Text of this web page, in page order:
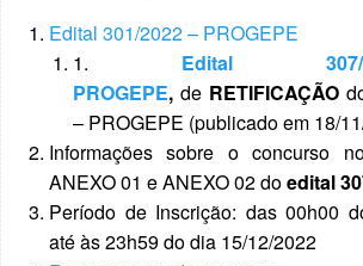
Edital 301/2022 – PROGEPE
1. Edital
PROGEPE, de RETIFICAÇÃO
– PROGEPE (publicado em 18/
Informações sobre o concurso
ANEXO 01 e ANEXO 02 doedital
Período de Inscrição: das 00h00
até às 23h59 do dia 15/12/2022